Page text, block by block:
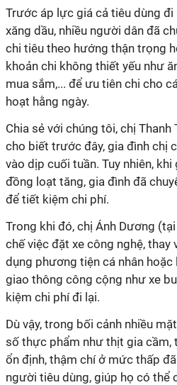
Trước áp lực giá cả tiêu dùng đi
xăng dầu, nhiều người dân đã
chi tiêu theo hướng thận trọng
khoản chi không thiết yếu như
mua sắm,... để ưu tiên chi cho
hoạt hằng ngày.
Chia sẻ với chúng tôi, chị
cho biết trước đây, gia đình chị
vào dịp cuối tuần. Tuy nhiên,
đồng loạt tăng, gia đình đã
để tiết kiệm chi phí.
Trong khi đó, chị Ánh Dương
chế việc đặt xe công nghệ, thay
dụng phương tiện cá nhân
giao thông công cộng như xe
kiệm chi phí đi lại.
Dù vậy, trong bối cảnh nhiều
số thực phẩm như thịt gia cầm,
ổn định, thậm chí ở mức thấp
người tiêu dùng, giúp họ có thể